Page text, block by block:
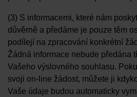
(3) S informacemi, které nám
důvěrně a předáme je pouze těm
podílejí na zpracování konkrétní
Žádná informace nebude předána
Vašeho výslovného souhlasu.
svoji on-line žádost, můžete ji
Vaše údaje budou automaticky